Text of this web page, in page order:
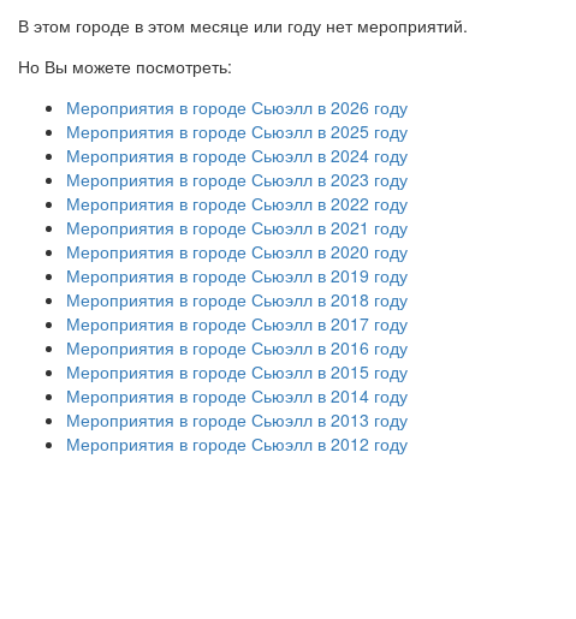
В этом городе в этом месяце или году нет мероприятий.
Но Вы можете посмотреть:
Мероприятия в городе Сьюэлл в 2026 году
Мероприятия в городе Сьюэлл в 2025 году
Мероприятия в городе Сьюэлл в 2024 году
Мероприятия в городе Сьюэлл в 2023 году
Мероприятия в городе Сьюэлл в 2022 году
Мероприятия в городе Сьюэлл в 2021 году
Мероприятия в городе Сьюэлл в 2020 году
Мероприятия в городе Сьюэлл в 2019 году
Мероприятия в городе Сьюэлл в 2018 году
Мероприятия в городе Сьюэлл в 2017 году
Мероприятия в городе Сьюэлл в 2016 году
Мероприятия в городе Сьюэлл в 2015 году
Мероприятия в городе Сьюэлл в 2014 году
Мероприятия в городе Сьюэлл в 2013 году
Мероприятия в городе Сьюэлл в 2012 году